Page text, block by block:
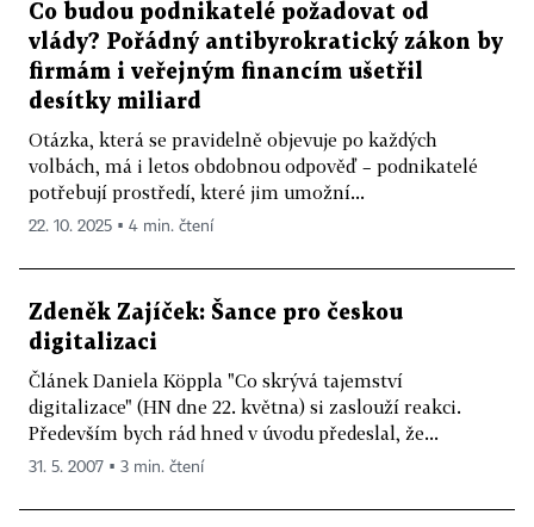
Co budou podnikatelé požadovat od
vlády? Pořádný antibyrokratický zákon by
firmám i veřejným financím ušetřil
desítky miliard
Otázka, která se pravidelně objevuje po každých
volbách, má i letos obdobnou odpověď – podnikatelé
potřebují prostředí, které jim umožní...
22. 10. 2025 ▪ 4 min. čtení
Zdeněk Zajíček: Šance pro českou
digitalizaci
Článek Daniela Köppla "Co skrývá tajemství
digitalizace" (HN dne 22. května) si zaslouží reakci.
Především bych rád hned v úvodu předeslal, že...
31. 5. 2007 ▪ 3 min. čtení